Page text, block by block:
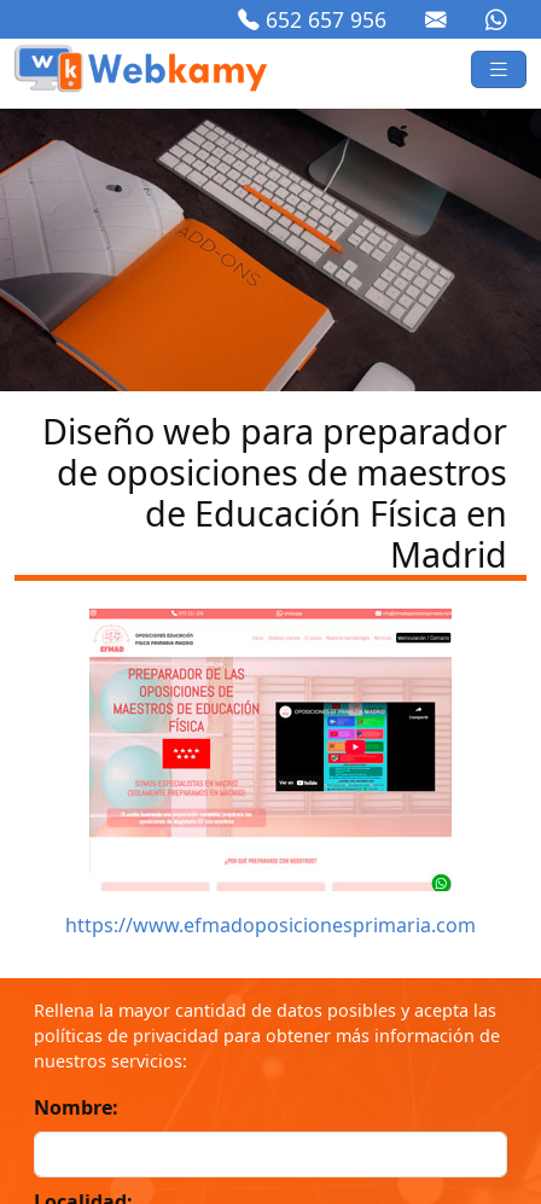
652 657 956
Diseño web para preparador
de oposiciones de maestros
de Educación Física en
Madrid
https://www.efmadoposicionesprimaria.com
Rellena la mayor cantidad de datos posibles y acepta las
políticas de privacidad para obtener más información de
nuestros servicios:
Nombre: